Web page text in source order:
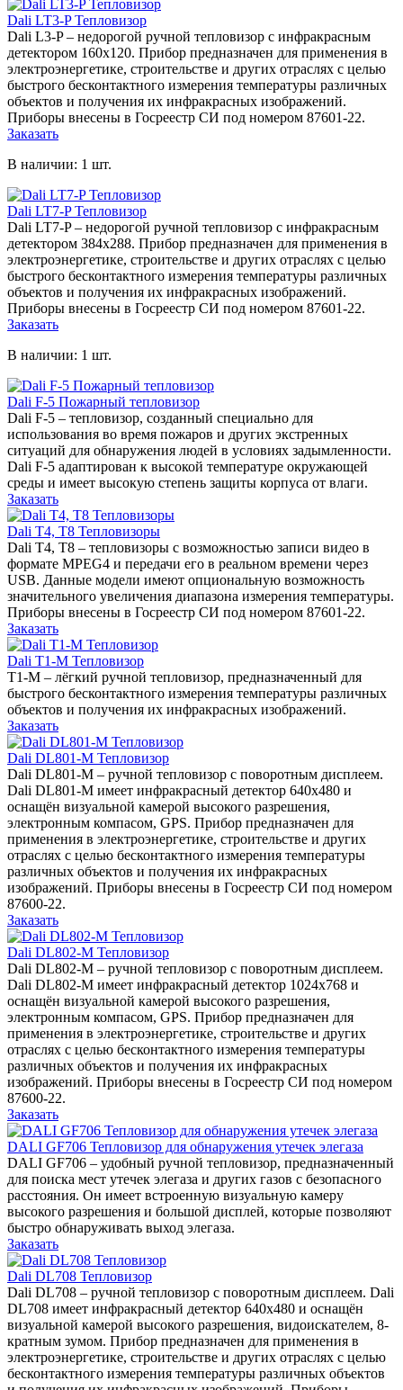
Dali LT3-P Тепловизор
Dali L3-P – недорогой ручной тепловизор с инфракрасным
детектором 160х120. Прибор предназначен для применения в
электроэнергетике, строительстве и других отраслях с целью
быстрого бесконтактного измерения температуры различных
объектов и получения их инфракрасных изображений.
Приборы внесены в Госреестр СИ под номером 87601-22.
Заказать
В наличии: 1 шт.
Dali LT7-P Тепловизор
Dali LT7-P – недорогой ручной тепловизор с инфракрасным
детектором 384х288. Прибор предназначен для применения в
электроэнергетике, строительстве и других отраслях с целью
быстрого бесконтактного измерения температуры различных
объектов и получения их инфракрасных изображений.
Приборы внесены в Госреестр СИ под номером 87601-22.
Заказать
В наличии: 1 шт.
Dali F-5 Пожарный тепловизор
Dali F-5 – тепловизор, созданный специально для
использования во время пожаров и других экстренных
ситуаций для обнаружения людей в условиях задымленности.
Dali F-5 адаптирован к высокой температуре окружающей
среды и имеет высокую степень защиты корпуса от влаги.
Заказать
Dali T4, T8 Тепловизоры
Dali T4, T8 – тепловизоры с возможностью записи видео в
формате MPEG4 и передачи его в реальном времени через
USB. Данные модели имеют опциональную возможность
значительного увеличения диапазона измерения температуры.
Приборы внесены в Госреестр СИ под номером 87601-22.
Заказать
Dali T1-M Тепловизор
T1-M – лёгкий ручной тепловизор, предназначенный для
быстрого бесконтактного измерения температуры различных
объектов и получения их инфракрасных изображений.
Заказать
Dali DL801-M Тепловизор
Dali DL801-M – ручной тепловизор с поворотным дисплеем.
Dali DL801-M имеет инфракрасный детектор 640х480 и
оснащён визуальной камерой высокого разрешения,
электронным компасом, GPS. Прибор предназначен для
применения в электроэнергетике, строительстве и других
отраслях с целью бесконтактного измерения температуры
различных объектов и получения их инфракрасных
изображений. Приборы внесены в Госреестр СИ под номером
87600-22.
Заказать
Dali DL802-M Тепловизор
Dali DL802-M – ручной тепловизор с поворотным дисплеем.
Dali DL802-M имеет инфракрасный детектор 1024х768 и
оснащён визуальной камерой высокого разрешения,
электронным компасом, GPS. Прибор предназначен для
применения в электроэнергетике, строительстве и других
отраслях с целью бесконтактного измерения температуры
различных объектов и получения их инфракрасных
изображений. Приборы внесены в Госреестр СИ под номером
87600-22.
Заказать
DALI GF706 Тепловизор для обнаружения утечек элегаза
DALI GF706 – удобный ручной тепловизор, предназначенный
для поиска мест утечек элегаза и других газов с безопасного
расстояния. Он имеет встроенную визуальную камеру
высокого разрешения и большой дисплей, которые позволяют
быстро обнаруживать выход элегаза.
Заказать
Dali DL708 Тепловизор
Dali DL708 – ручной тепловизор с поворотным дисплеем. Dali
DL708 имеет инфракрасный детектор 640x480 и оснащён
визуальной камерой высокого разрешения, видоискателем, 8-
кратным зумом. Прибор предназначен для применения в
электроэнергетике, строительстве и других отраслях с целью
бесконтактного измерения температуры различных объектов